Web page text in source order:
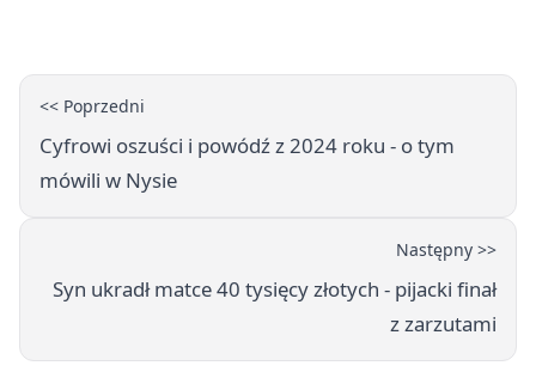
<< Poprzedni
Cyfrowi oszuści i powódź z 2024 roku - o tym
mówili w Nysie
Następny >>
Syn ukradł matce 40 tysięcy złotych - pijacki finał
z zarzutami